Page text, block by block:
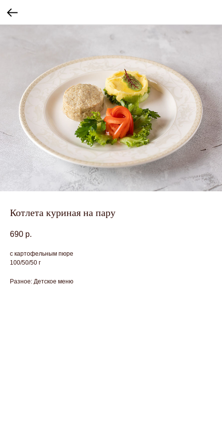
Котлета куриная на пару
690 р.
с картофельным пюре
100/50/50 г
Разное: Детское меню